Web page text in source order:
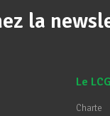
la
Le
Charte